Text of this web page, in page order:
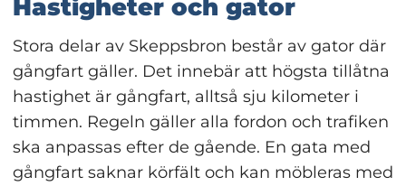
Hastigheter och gator
Stora delar av Skeppsbron består av gator där
gångfart gäller. Det innebär att högsta tillåtna
hastighet är gångfart, alltså sju kilometer i
timmen. Regeln gäller alla fordon och trafiken
ska anpassas efter de gående. En gata med
gångfart saknar körfält och kan möbleras med